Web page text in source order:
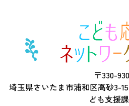
〒330-
埼玉県さいたま市浦和区高砂3-
ども支援